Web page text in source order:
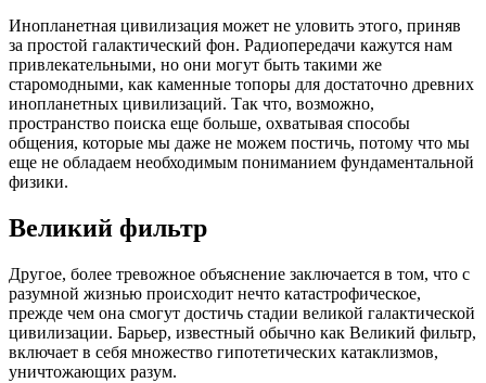
Инопланетная цивилизация может не уловить этого, приняв
за простой галактический фон. Радиопередачи кажутся нам
привлекательными, но они могут быть такими же
старомодными, как каменные топоры для достаточно древних
инопланетных цивилизаций. Так что, возможно,
пространство поиска еще больше, охватывая способы
общения, которые мы даже не можем постичь, потому что мы
еще не обладаем необходимым пониманием фундаментальной
физики.
Великий фильтр
Другое, более тревожное объяснение заключается в том, что с
разумной жизнью происходит нечто катастрофическое,
прежде чем она смогут достичь стадии великой галактической
цивилизации. Барьер, известный обычно как Великий фильтр,
включает в себя множество гипотетических катаклизмов,
уничтожающих разум.